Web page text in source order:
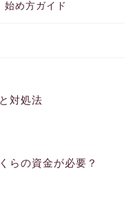
始め方ガイド
対処法
らの資金が必要？